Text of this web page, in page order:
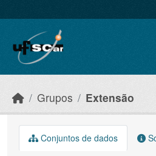
Grupos Extensão
Conjuntos de dados